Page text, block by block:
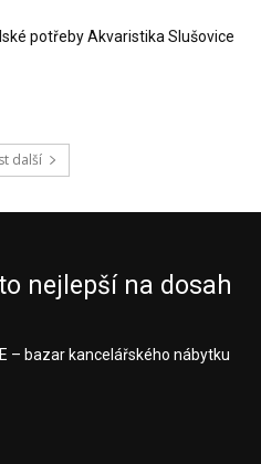
potřeby Akvaristika Slušovice
další
nejlepší na dosah
– bazar kancelářského nábytku